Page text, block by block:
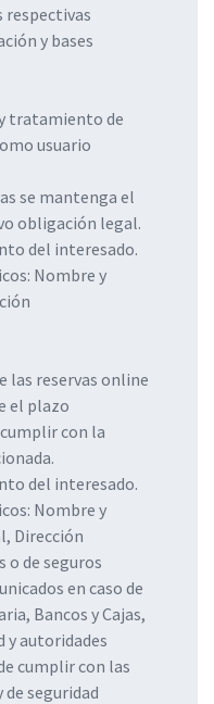
respectivas
y bases
tratamiento de
usuario
se mantenga el
obligación legal.
del interesado.
Nombre y
las reservas online
el plazo
con la
del interesado.
Nombre y
Dirección
de seguros
en caso de
Bancos y Cajas,
y autoridades
cumplir con las
seguridad